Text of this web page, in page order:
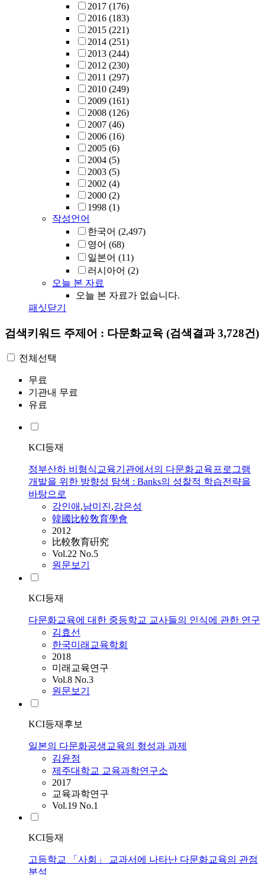
2017 (176)
2016 (183)
2015 (221)
2014 (251)
2013 (244)
2012 (230)
2011 (297)
2010 (249)
2009 (161)
2008 (126)
2007 (46)
2006 (16)
2005 (6)
2004 (5)
2003 (5)
2002 (4)
2000 (2)
1998 (1)
작성언어
한국어 (2,497)
영어 (68)
일본어 (11)
러시아어 (2)
오늘 본 자료
오늘 본 자료가 없습니다.
패싯닫기
검색키워드 주제어 : 다문화교육 (검색결과 3,728건)
전체선택
무료
기관내 무료
유료
KCI등재
정부산하 비형식교육기관에서의 다문화교육프로그램
개발을 위한 방향성 탐색 : Banks의 성찰적 학습전략을
바탕으로
강인애 ,남미진,강은성
韓國比較敎育學會
2012
比較敎育硏究
Vol.22 No.5
원문보기
KCI등재
다문화교육에 대한 중등학교 교사들의 인식에 관한 연구
김효선
한국미래교육학회
2018
미래교육연구
Vol.8 No.3
원문보기
KCI등재후보
일본의 다문화공생교육의 형성과 과제
김윤정
제주대학교 교육과학연구소
2017
교육과학연구
Vol.19 No.1
KCI등재
고등학교 「사회」 교과서에 나타난 다문화교육의 관점
분석